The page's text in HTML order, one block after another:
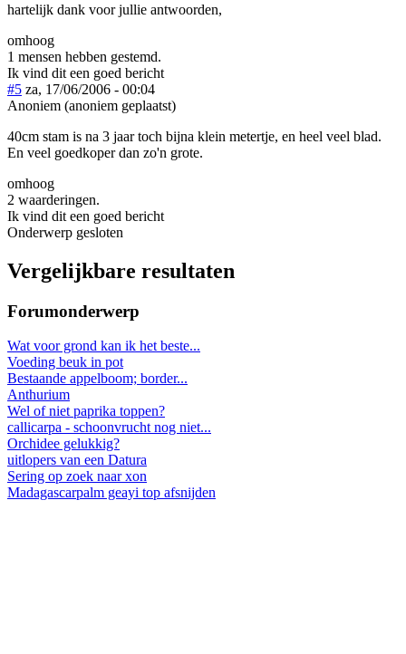
hartelijk dank voor jullie antwoorden,
omhoog
1 mensen hebben gestemd.
Ik vind dit een goed bericht
#5 za, 17/06/2006 - 00:04
Anoniem (anoniem geplaatst)
40cm stam is na 3 jaar toch bijna klein metertje, en heel veel blad.
En veel goedkoper dan zo'n grote.
omhoog
2 waarderingen.
Ik vind dit een goed bericht
Onderwerp gesloten
Vergelijkbare resultaten
Forumonderwerp
Wat voor grond kan ik het beste...
Voeding beuk in pot
Bestaande appelboom; border...
Anthurium
Wel of niet paprika toppen?
callicarpa - schoonvrucht nog niet...
Orchidee gelukkig?
uitlopers van een Datura
Sering op zoek naar xon
Madagascarpalm geayi top afsnijden